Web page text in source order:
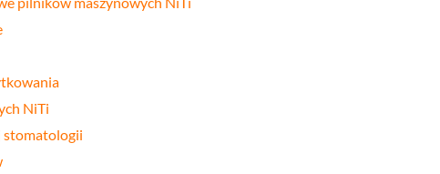
NiTi
stomatologii